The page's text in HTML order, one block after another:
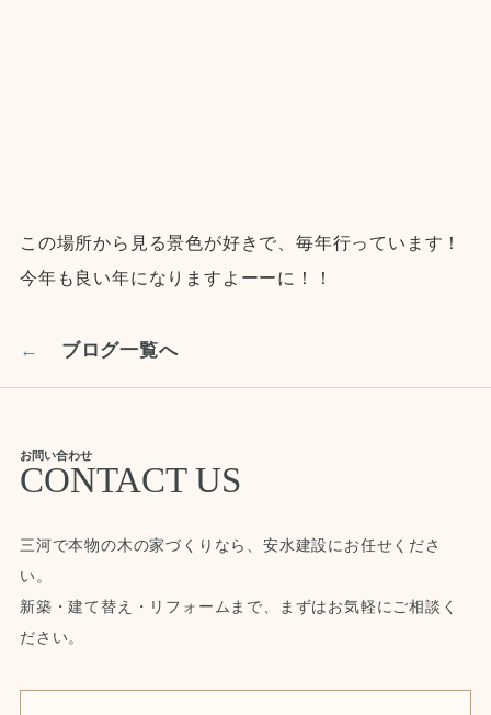
この場所から見る景色が好きで、毎年行っています！
今年も良い年になりますよーーに！！
← ブログ一覧へ
お問い合わせ
CONTACT US
三河で本物の木の家づくりなら、安水建設にお任せくださ
い。
新築・建て替え・リフォームまで、まずはお気軽にご相談く
ださい。